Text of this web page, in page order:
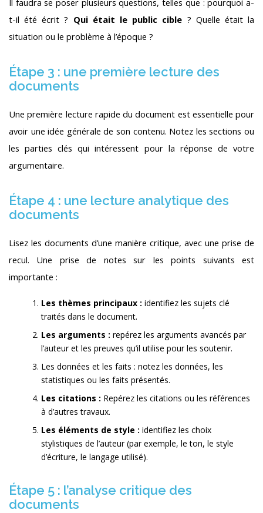
t-il été écrit ? Qui était le public cible ? Quelle était la
situation ou le problème à l’époque ?
Étape 3 : une première lecture des
documents
Une première lecture rapide du document est essentielle pour
avoir une idée générale de son contenu. Notez les sections ou
les parties clés qui intéressent pour la réponse de votre
argumentaire.
Étape 4 : une lecture analytique des
documents
Lisez les documents d’une manière critique, avec une prise de
recul. Une prise de notes sur les points suivants est
importante :
Les thèmes principaux : identifiez les sujets clé
traités dans le document.
Les arguments : repérez les arguments avancés par
l’auteur et les preuves qu’il utilise pour les soutenir.
Les données et les faits : notez les données, les
statistiques ou les faits présentés.
Les citations : Repérez les citations ou les références
à d’autres travaux.
Les éléments de style : identifiez les choix
stylistiques de l’auteur (par exemple, le ton, le style
d’écriture, le langage utilisé).
Étape 5 : l’analyse critique des
documents